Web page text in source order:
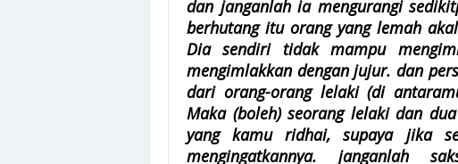
dan janganlah ia mengurangi
berhutang itu orang yang lemah
Dia sendiri tidak mampu
mengimlakkan dengan jujur. dan
dari orang-orang lelaki (di
Maka (boleh) seorang lelaki dan
yang kamu ridhai, supaya jika
mengingatkannya. janganlah